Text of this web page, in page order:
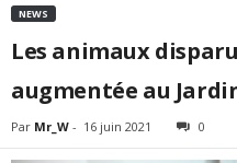
NEWS
Les animaux
augmentée au
Par Mr_W - 16 juin 2021 0